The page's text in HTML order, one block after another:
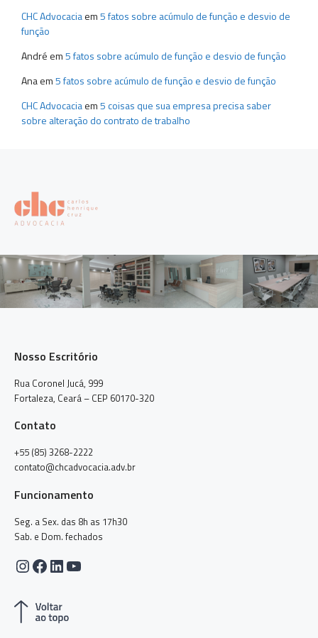
CHC Advocaciaem5 fatos sobre acúmulo de função e desvio de
função
André em5 fatos sobre acúmulo de função e desvio de função
Anaem5 fatos sobre acúmulo de função e desvio de função
CHC Advocaciaem5 coisas que sua empresa precisa saber
sobre alteração do contrato de trabalho
Nosso Escritório
Rua Coronel Jucá, 999
Fortaleza, Ceará – CEP 60170-320
Contato
+55 (85) 3268-2222
contato@chcadvocacia.adv.br
Funcionamento
Seg. a Sex. das 8h as 17h30
Sab. e Dom. fechados
Instagram
Facebook
LinkedIn
Youtube